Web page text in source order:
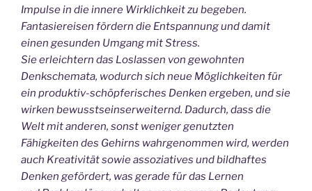
Impulse in die innere Wirklichkeit zu begeben.
Fantasiereisen fördern die Entspannung und damit
einen gesunden Umgang mit Stress.
Sie erleichtern das Loslassen von gewohnten
Denkschemata, wodurch sich neue Möglichkeiten für
ein produktiv-schöpferisches Denken ergeben, und sie
wirken bewusstseinserweiternd. Dadurch, dass die
Welt mit anderen, sonst weniger genutzten
Fähigkeiten des Gehirns wahrgenommen wird, werden
auch Kreativitätsowie assoziatives und bildhaftes
Denken gefördert, was gerade für das Lernen